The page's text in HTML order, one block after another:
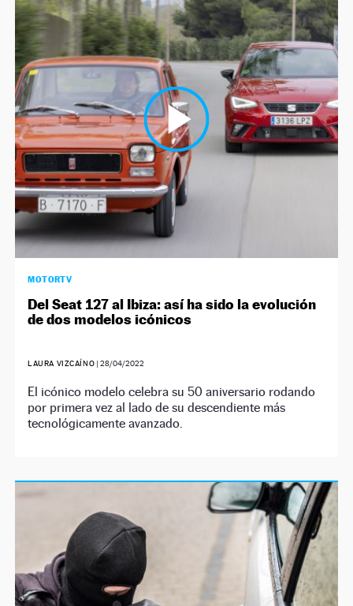
MOTORTV
Del Seat 127 al Ibiza: así ha sido la evolución
de dos modelos icónicos
LAURA VIZCAÍNO |28/04/2022
El icónico modelo celebra su 50 aniversario rodando
por primera vez al lado de su descendiente más
tecnológicamente avanzado.